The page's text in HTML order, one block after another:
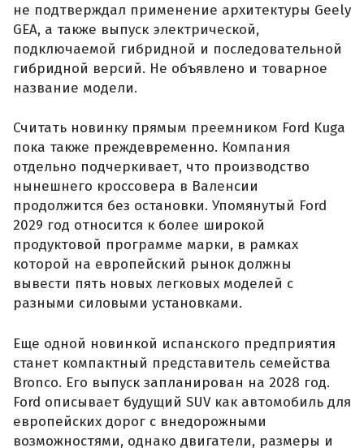
не подтверждал применение архитектуры Geely
GEA, а также выпуск электрической,
подключаемой гибридной и последовательной
гибридной версий. Не объявлено и товарное
название модели.
Считать новинку прямым преемником Ford Kuga
пока также преждевременно. Компания
отдельно подчеркивает, что производство
нынешнего кроссовера в Валенсии
продолжится без остановки. Упомянутый Ford
2029 год относится к более широкой
продуктовой программе марки, в рамках
которой на европейский рынок должны
вывести пять новых легковых моделей с
разными силовыми установками.
Еще одной новинкой испанского предприятия
станет компактный представитель семейства
Bronco. Его выпуск запланирован на 2028 год.
Ford описывает будущий SUV как автомобиль для
европейских дорог с внедорожными
возможностями, однако двигатели, размеры и